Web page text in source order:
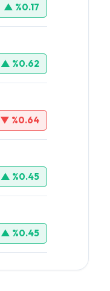
▲ %0.17
▲ %0.62
▼ %0.64
▲ %0.45
▲ %0.45